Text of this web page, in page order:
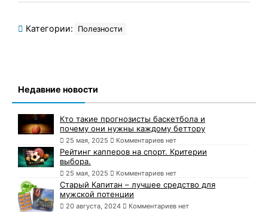
Категории: Полезности
Недавние новости
Кто такие прогнозисты баскетбола и
почему они нужны каждому беттору
25 мая, 2025 Комментариев нет
Рейтинг капперов на спорт. Критерии
выбора.
25 мая, 2025 Комментариев нет
Старый Капитан – лучшее средство для
мужской потенции
20 августа, 2024 Комментариев нет